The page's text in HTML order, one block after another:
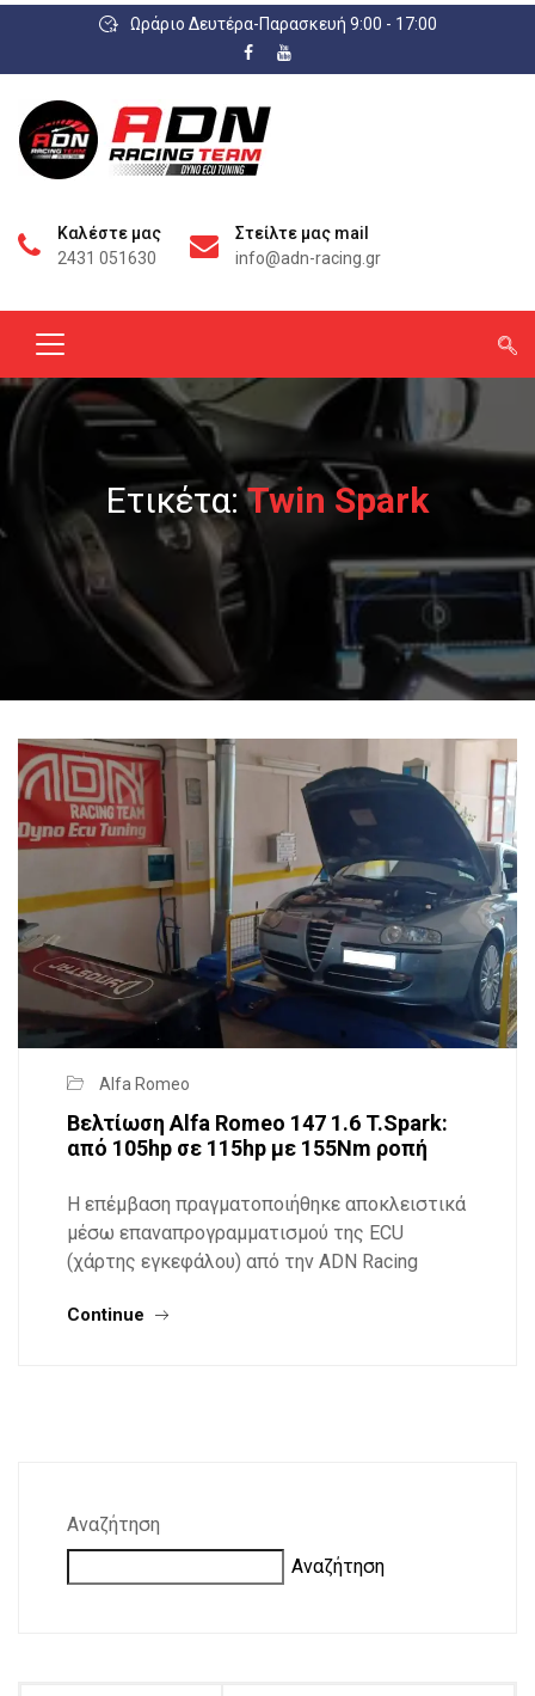
Ωράριο Δευτέρα-Παρασκευή 9:00 - 17:00
Καλέστε μας
2431 051630
Στείλτε μας mail
info@adn-racing.gr
Ετικέτα:Twin Spark
Αναζήτηση
Αναζήτηση
Alfa Romeo
Βελτίωση Alfa Romeo 147 1.6 T.Spark:
από 105hp σε 115hp με 155Nm ροπή
Η επέμβαση πραγματοποιήθηκε αποκλειστικά
μέσω επαναπρογραμματισμού της ECU
(χάρτης εγκεφάλου) από την ADN Racing
Continue